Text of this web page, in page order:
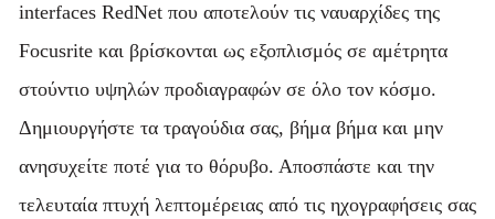
interfaces RedNet που αποτελούν τις ναυαρχίδες της
Focusrite και βρίσκονται ως εξοπλισμός σε αμέτρητα
στούντιο υψηλών προδιαγραφών σε όλο τον κόσμο.
Δημιουργήστε τα τραγούδια σας, βήμα βήμα και μην
ανησυχείτε ποτέ για το θόρυβο. Αποσπάστε και την
τελευταία πτυχή λεπτομέρειας από τις ηχογραφήσεις σας